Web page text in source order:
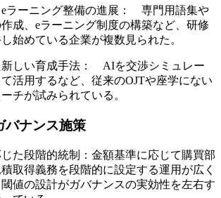
ーニング整備の進展： 専門用語集や
成、eラーニング制度の構築など、研修
始めている企業が複数見られた。
しい育成手法： AIを交渉シミュレー
活用するなど、従来のOJTや座学にない
チが試みられている。
バナンス施策
段階的統制：金額基準に応じて購買部
取得義務を段階的に設定する運用が広く
値の設計がガバナンスの実効性を左右す